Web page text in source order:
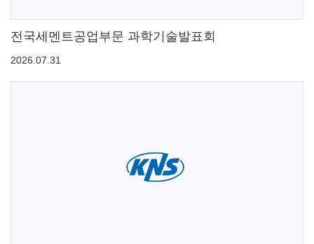
전국세멘트공업부문 과학기술발표회
2026.07.31